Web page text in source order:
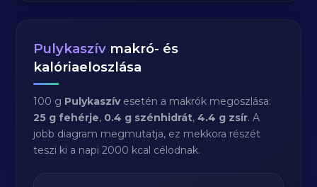
Pulykaszív makró- és
kalóriaeloszlása
100 g Pulykaszívesetén a makrók megoszlása:
25 g fehérje, 0.4 g szénhidrát,4.4 g zsír. A
jobb diagram megmutatja, ez mekkora részét
teszi ki a napi 2000 kcal célodnak.